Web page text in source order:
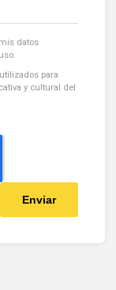
datos
.
para
y cultural del